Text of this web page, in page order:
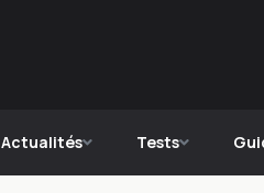
Actualités Tests